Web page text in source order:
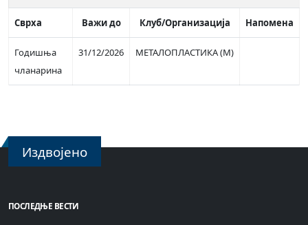
Сврха Важи до Клуб/Организација Напомена
Годишња
чланарина
31/12/2026 МЕТАЛОПЛАСТИКА (М)
Издвојено
ПОСЛЕДЊЕ ВЕСТИ